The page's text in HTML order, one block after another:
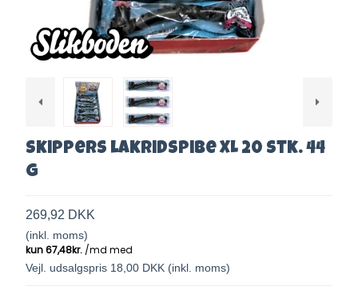
Skippers lakridspibe XL 20 stk. 44
g
269,92 DKK
(inkl. moms)
Vejl. udsalgspris 18,00 DKK (inkl. moms)